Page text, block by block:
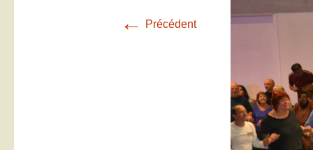
← Précédent